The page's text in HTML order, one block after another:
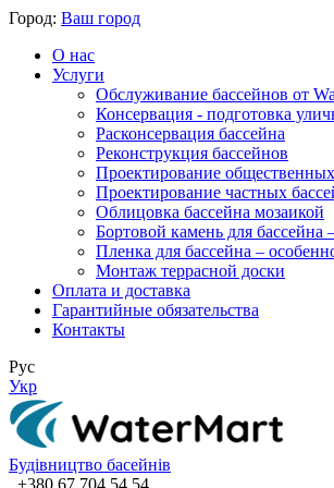
Город: Ваш город
О нас
Услуги
Обслуживание бассейнов от
Консервация - подготовка
Расконсервация бассейна
Реконструкция бассейнов
Проектирование
Проектирование частных
​Облицовка бассейна мозаикой
Бортовой камень для бассейна
Пленка для бассейна –
Монтаж террасной доски
Оплата и доставка
Гарантийные обязательства
Контакты
Рус
Укр
Будівництво басейнів
+380 67 704 54 54